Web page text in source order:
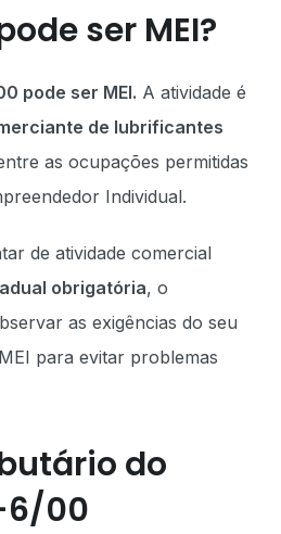
ser MEI?
pode ser MEI. A atividade é
de lubrificantes
as ocupações permitidas
Individual.
de atividade comercial
obrigatória, o
as exigências do seu
para evitar problemas
do
6/00